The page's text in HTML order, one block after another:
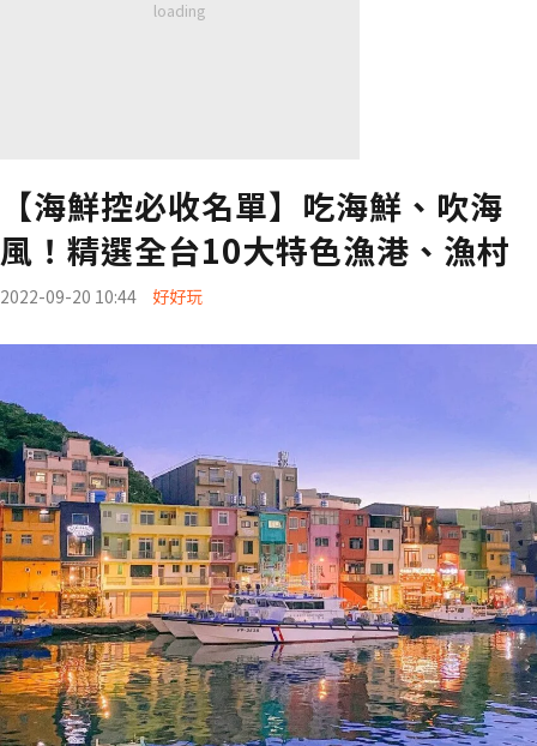
【海鮮控必收名單】吃海鮮、吹海
風！精選全台10大特色漁港、漁村
2022-09-20 10:44 好好玩